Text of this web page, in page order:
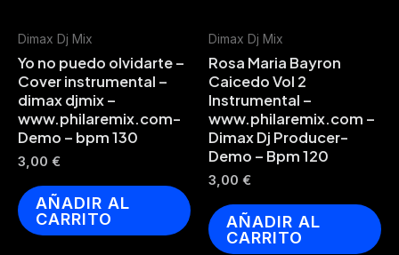
Dimax Dj Mix
Yo no puedo olvidarte –
Cover instrumental –
dimax djmix –
www.philaremix.com-
Demo – bpm 130
3,00 €
AÑADIR AL
CARRITO
Dimax Dj Mix
Rosa Maria Bayron
Caicedo Vol 2
Instrumental –
www.philaremix.com –
Dimax Dj Producer-
Demo – Bpm 120
3,00 €
AÑADIR AL
CARRITO